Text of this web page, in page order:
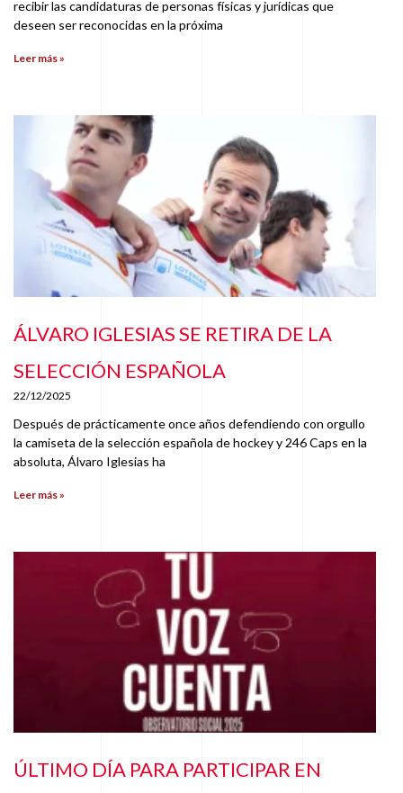
recibir las candidaturas de personas físicas y jurídicas que
deseen ser reconocidas en la próxima
Leer más »
ÁLVARO IGLESIAS SE RETIRA DE LA
SELECCIÓN ESPAÑOLA
22/12/2025
Después de prácticamente once años defendiendo con orgullo
la camiseta de la selección española de hockey y 246 Caps en la
absoluta, Álvaro Iglesias ha
Leer más »
ÚLTIMO DÍA PARA PARTICIPAR EN